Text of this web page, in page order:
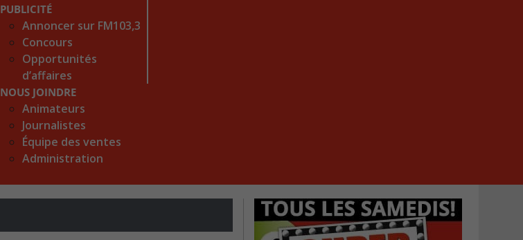
PUBLICITÉ
Annoncer sur FM103,3
Concours
Opportunités
d’affaires
NOUS JOINDRE
Animateurs
Journalistes
Équipe des ventes
Administration